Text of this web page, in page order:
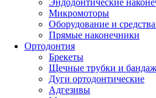
Микромоторы
Оборудование и
Прямые наконечники
Ортодонтия
Брекеты
Щечные трубки и
Дуги ортодонтические
Адгезивы